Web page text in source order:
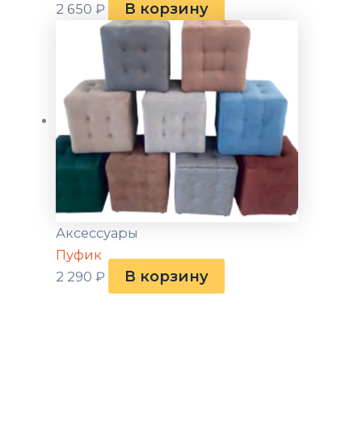
2 650₽ В корзину
Аксессуары
Пуфик
2 290₽ В корзину